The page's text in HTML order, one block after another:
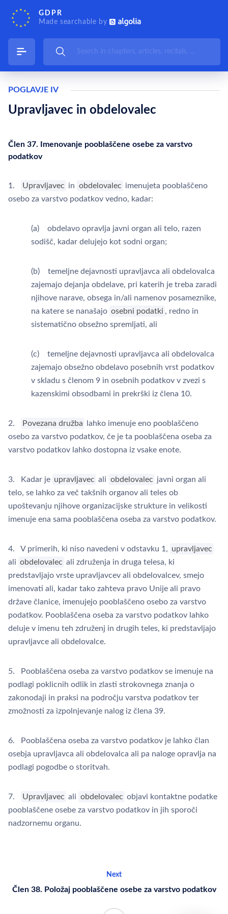
GDPR
Made searchable by
POGLAVJE IV
Upravljavec in obdelovalec
Člen 37. Imenovanje pooblaščene osebe za varstvo
podatkov
1. Upravljavec in obdelovalec imenujeta pooblaščeno
osebo za varstvo podatkov vedno, kadar:
(a) obdelavo opravlja javni organ ali telo, razen
sodišč, kadar delujejo kot sodni organ;
(b) temeljne dejavnosti upravljavca ali obdelovalca
zajemajo dejanja obdelave, pri katerih je treba zaradi
njihove narave, obsega in/ali namenov posameznike,
na katere se nanašajo osebni podatki , redno in
sistematično obsežno spremljati, ali
(c) temeljne dejavnosti upravljavca ali obdelovalca
zajemajo obsežno obdelavo posebnih vrst podatkov
v skladu s členom 9 in osebnih podatkov v zvezi s
kazenskimi obsodbami in prekrški iz člena 10.
2. Povezana družba
lahko imenuje eno pooblaščeno
osebo za varstvo podatkov, če je ta pooblaščena oseba za
varstvo podatkov lahko dostopna iz vsake enote.
3. Kadar je upravljavec ali obdelovalec javni organ ali
telo, se lahko za več takšnih organov ali teles ob
upoštevanju njihove organizacijske strukture in velikosti
imenuje ena sama pooblaščena oseba za varstvo podatkov.
4. V primerih, ki niso navedeni v odstavku 1, upravljavec
ali obdelovalec ali združenja in druga telesa, ki
predstavljajo vrste upravljavcev ali obdelovalcev, smejo
imenovati ali, kadar tako zahteva pravo Unije ali pravo
države članice, imenujejo pooblaščeno osebo za varstvo
podatkov. Pooblaščena oseba za varstvo podatkov lahko
deluje v imenu teh združenj in drugih teles, ki predstavljajo
upravljavce ali obdelovalce.
5. Pooblaščena oseba za varstvo podatkov se imenuje na
podlagi poklicnih odlik in zlasti strokovnega znanja o
zakonodaji in praksi na področju varstva podatkov ter
zmožnosti za izpolnjevanje nalog iz člena 39.
6. Pooblaščena oseba za varstvo podatkov je lahko član
osebja upravljavca ali obdelovalca ali pa naloge opravlja na
podlagi pogodbe o storitvah.
7. Upravljavec ali obdelovalec objavi kontaktne podatke
pooblaščene osebe za varstvo podatkov in jih sporoči
nadzornemu organu.
Next
Člen 38. Položaj pooblaščene osebe za varstvo podatkov